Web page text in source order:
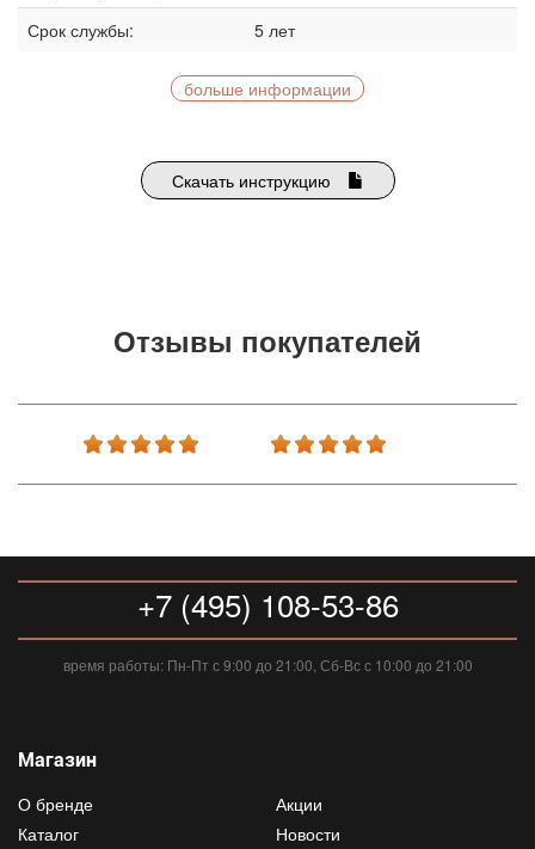
Срок службы:
5 лет
больше информации
Скачать инструкцию
Отзывы покупателей
+7 (495) 108-53-86
время работы: Пн-Пт с 9:00 до 21:00, Сб-Вс с 10:00 до 21:00
Магазин
О бренде
Каталог
Акции
Новости